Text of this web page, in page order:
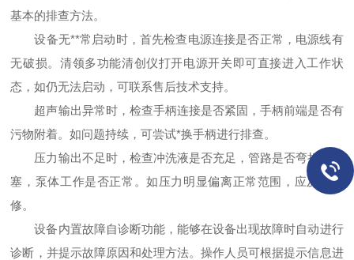
基本的排查方法。
设备无**常启动时，首先检查电源连接是否正常，电源线有
无破损。清领多功能清创仪打开电源开关即可直接进入工作状
态，如仍无法启动，可联系售后技术支持。
超声输出异常时，检查手柄连接是否紧固，手柄前端是否有
污物附着。如问题持续，可尝试*换手柄进行排查。
压力输出不足时，检查冲洗液是否充足，管路是否弯折或堵
塞，泵体工作是否正常。如压力明显偏离正常范围，应及时检
修。
设备内置故障自诊断功能，能够在设备出现故障时自动进行
诊断，并提示故障原因和处理方法。操作人员可根据提示信息进